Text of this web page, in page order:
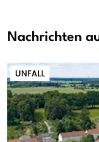
Nachrichten
UNFALL